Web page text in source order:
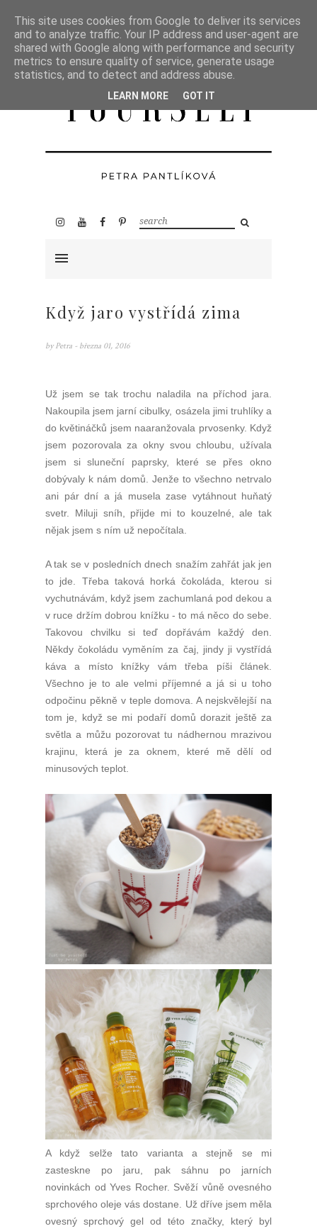
Když jaro vystřídá zima
by Petra - března 01, 2016
Už jsem se tak trochu naladila na příchod jara.
Nakoupila jsem jarní cibulky, osázela jimi truhlíky a
do květináčků jsem naaranžovala prvosenky. Když
jsem pozorovala za okny svou chloubu, užívala
jsem si sluneční paprsky, které se přes okno
dobývaly k nám domů. Jenže to všechno netrvalo
ani pár dní a já musela zase vytáhnout huňatý
svetr. Miluji sníh, přijde mi to kouzelné, ale tak
nějak jsem s ním už nepočítala.
A tak se v posledních dnech snažím zahřát jak jen
to jde. Třeba taková horká čokoláda, kterou si
vychutnávám, když jsem zachumlaná pod dekou a
v ruce držím dobrou knížku - to má něco do sebe.
Takovou chvilku si teď dopřávám každý den.
Někdy čokoládu vyměním za čaj, jindy ji vystřídá
káva a místo knížky vám třeba píši článek.
Všechno je to ale velmi příjemné a já si u toho
odpočinu pěkně v teple domova. A nejskvělejší na
tom je, když se mi podaří domů dorazit ještě za
světla a můžu pozorovat tu nádhernou mrazivou
krajinu, která je za oknem, které mě dělí od
minusových teplot.
A když selže tato varianta a stejně se mi
zasteskne po jaru, pak sáhnu po jarních
novinkách od Yves Rocher. Svěží vůně ovesného
sprchového oleje vás dostane. Už dříve jsem měla
ovesný sprchový gel od této značky, který byl
This site uses cookies from Google to deliver its services
and to analyze traffic. Your IP address and user-agent are
shared with Google along with performance and security
metrics to ensure quality of service, generate usage
statistics, and to detect and address abuse.
LEARN MORE GOT IT